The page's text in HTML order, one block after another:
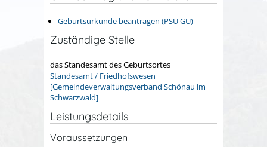
Geburtsurkunde beantragen (PSU GU)
Zuständige Stelle
das Standesamt des Geburtsortes
Standesamt / Friedhofswesen
[Gemeindeverwaltungsverband Schönau im
Schwarzwald]
Leistungsdetails
Voraussetzungen